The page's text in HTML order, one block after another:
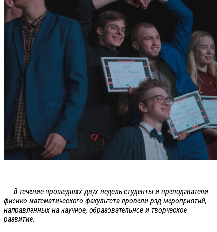
В течение прошедших двух недель студенты и преподаватели
физико-математического факультета провели ряд мероприятий,
направленных на научное, образовательное и творческое
развитие.